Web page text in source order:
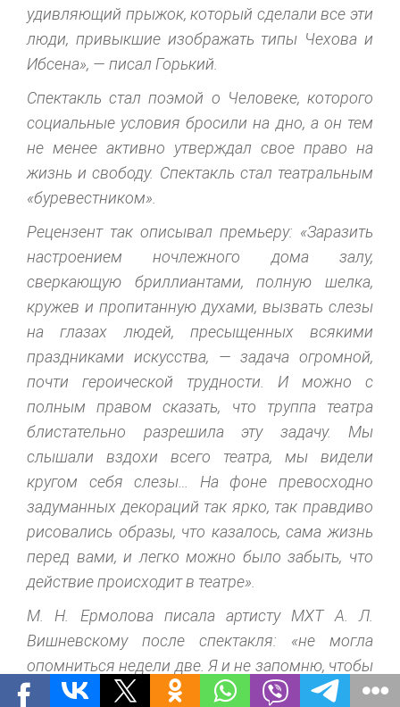
удивляющий прыжок, который сделали все эти
люди, привыкшие изображать типы Чехова и
Ибсена», — писал Горький.
Спектакль стал поэмой о Человеке, которого
социальные условия бросили на дно, а он тем
не менее активно утверждал свое право на
жизнь и свободу. Спектакль стал театральным
«буревестником».
Рецензент так описывал премьеру: «Заразить
настроением ночлежного дома залу,
сверкающую бриллиантами, полную шелка,
кружев и пропитанную духами, вызвать слезы
на глазах людей, пресыщенных всякими
праздниками искусства, — задача огромной,
почти героической трудности. И можно с
полным правом сказать, что труппа театра
блистательно разрешила эту задачу. Мы
слышали вздохи всего театра, мы видели
кругом себя слезы… На фоне превосходно
задуманных декораций так ярко, так правдиво
рисовались образы, что казалось, сама жизнь
перед вами, и легко можно было забыть, что
действие происходит в театре».
М. Н. Ермолова писала артисту МХТ А. Л.
Вишневскому после спектакля: «не могла
опомниться недели две. Я и не запомню, чтобы
что-нибудь за последнее время произвело на